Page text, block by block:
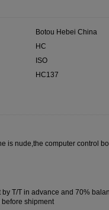
Botou Hebei China
HC
ISO
HC137
is nude,the computer control
T/T in advance and 70%
shipment